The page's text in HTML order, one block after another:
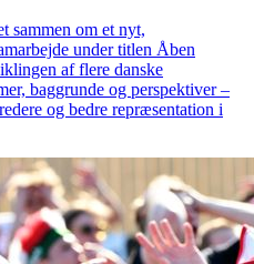
sammen om et nyt,
under titlen Åben
af flere danske
baggrunde og perspektiver –
og bedre repræsentation i